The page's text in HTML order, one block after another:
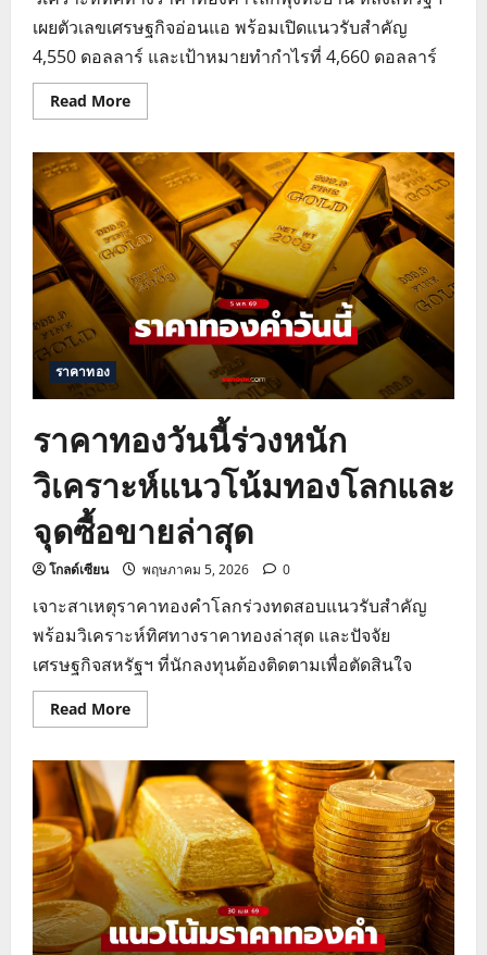
เผยตัวเลขเศรษฐกิจอ่อนแอ พร้อมเปิดแนวรับสำคัญ
4,550 ดอลลาร์ และเป้าหมายทำกำไรที่ 4,660 ดอลลาร์
Read MoreRead
more
ทอง
วัน
นี้
พุ่ง
รับ
ดอลลาร์
อ่อน
ตัว
เปิด
เป้า
แนว
ต้าน
4,660
ดอลลาร์
ราคาทอง
ราคาทองวันนี้ร่วงหนัก
วิเคราะห์แนวโน้มทองโลกและ
จุดซื้อขายล่าสุด
โกลด์เซียน พฤษภาคม 5, 2026 0
เจาะสาเหตุราคาทองคำโลกร่วงทดสอบแนวรับสำคัญ
พร้อมวิเคราะห์ทิศทางราคาทองล่าสุด และปัจจัย
เศรษฐกิจสหรัฐฯ ที่นักลงทุนต้องติดตามเพื่อตัดสินใจ
Read MoreRead
more
ทอง
วัน
นี้
ร่วง
หนัก
วิเคราะห์
แนว
โน้ม
ทอง
โลก
และ
จุด
ซื้อ